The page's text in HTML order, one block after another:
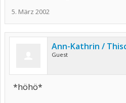
5. März 2002
Ann-Kathrin /
Guest
*höhö*